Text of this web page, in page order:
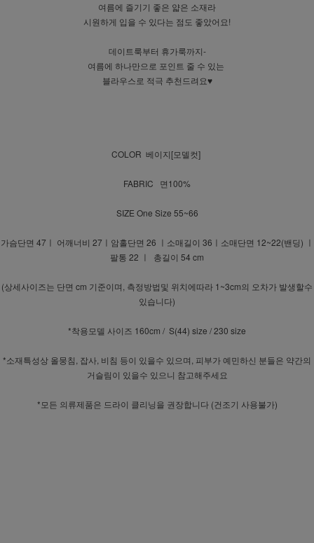
여름에 즐기기 좋은 얇은 소재라
시원하게 입을 수 있다는 점도 좋았어요!
데이트룩부터 휴가룩까지-
여름에 하나만으로 포인트 줄 수 있는
블라우스로 적극 추천드려요♥
COLOR 베이지[모델컷]
FABRIC 면100%
SIZE One Size 55~66
가슴단면 47ㅣ 어깨너비 27ㅣ암홀단면 26 ㅣ소매길이 36ㅣ소매단면 12~22(밴딩) ㅣ
팔통 22 ㅣ 총길이 54 cm
(상세사이즈는 단면 cm 기준이며, 측정방법및 위치에따라 1~3cm의 오차가 발생할수
있습니다)
*착용모델 사이즈 160cm / S(44) size / 230 size
*소재특성상 올뭉침, 잡사, 비침 등이 있을수 있으며, 피부가 예민하신 분들은 약간의
거슬림이 있을수 있으니 참고해주세요
*모든 의류제품은 드라이 클리닝을 권장합니다 (건조기 사용불가)